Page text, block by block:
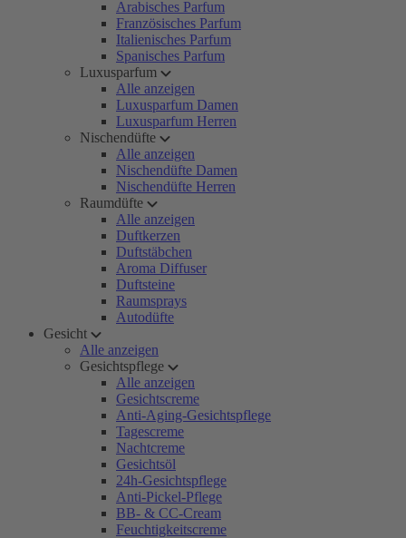
Arabisches Parfum
Französisches Parfum
Italienisches Parfum
Spanisches Parfum
Luxusparfum
Alle anzeigen
Luxusparfum Damen
Luxusparfum Herren
Nischendüfte
Alle anzeigen
Nischendüfte Damen
Nischendüfte Herren
Raumdüfte
Alle anzeigen
Duftkerzen
Duftstäbchen
Aroma Diffuser
Duftsteine
Raumsprays
Autodüfte
Gesicht
Alle anzeigen
Gesichtspflege
Alle anzeigen
Gesichtscreme
Anti-Aging-Gesichtspflege
Tagescreme
Nachtcreme
Gesichtsöl
24h-Gesichtspflege
Anti-Pickel-Pflege
BB- & CC-Cream
Feuchtigkeitscreme